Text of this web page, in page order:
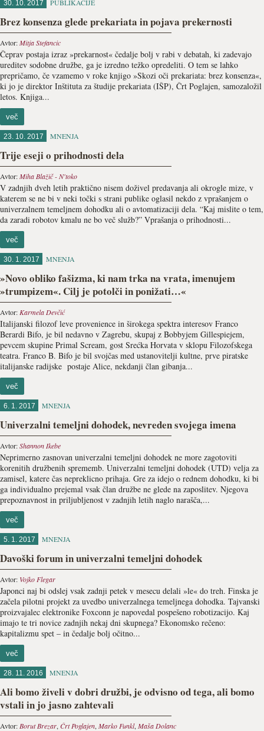
30. 10. 2017 PUBLIKACIJE
Brez konsenza glede prekariata in pojava prekernosti
Avtor:Mitja Stefancic
Čeprav postaja izraz »prekarnost« čedalje bolj v rabi v debatah, ki zadevajo
ureditev sodobne družbe, ga je izredno težko opredeliti. O tem se lahko
prepričamo, če vzamemo v roke knjigo »Skozi oči prekariata: brez konsenza«,
ki jo je direktor Inštituta za študije prekariata (IŠP), Črt Poglajen, samozaložil
letos. Knjiga...
več
23. 10. 2017 MNENJA
Trije eseji o prihodnosti dela
Avtor:Miha Blažič - N'toko
V zadnjih dveh letih praktično nisem doživel predavanja ali okrogle mize, v
katerem se ne bi v neki točki s strani publike oglasil nekdo z vprašanjem o
univerzalnem temeljnem dohodku ali o avtomatizaciji dela. “Kaj mislite o tem,
da zaradi robotov kmalu ne bo več služb?” Vprašanja o prihodnosti...
več
30. 1. 2017 MNENJA
»Novo obliko fašizma, ki nam trka na vrata, imenujem
»trumpizem«. Cilj je potolči in ponižati…«
Avtor: Karmela Devčić
Italijanski filozof leve provenience in širokega spektra interesov Franco
Berardi Bifo, je bil nedavno v Zagrebu, skupaj z Bobbyjem Gillespiejem,
pevcem skupine Primal Scream, gost Srećka Horvata v sklopu Filozofskega
teatra. Franco B. Bifo je bil svojčas med ustanovitelji kultne, prve piratske
italijanske radijske postaje Alice, nekdanji član gibanja...
več
6. 1. 2017 MNENJA
Univerzalni temeljni dohodek, nevreden svojega imena
Avtor:Shannon Ikebe
Neprimerno zasnovan univerzalni temeljni dohodek ne more zagotoviti
korenitih družbenih sprememb. Univerzalni temeljni dohodek (UTD) velja za
zamisel, katere čas nepreklicno prihaja. Gre za idejo o rednem dohodku, ki bi
ga individualno prejemal vsak član družbe ne glede na zaposlitev. Njegova
prepoznavnost in priljubljenost v zadnjih letih naglo narašča,...
več
5. 1. 2017 MNENJA
Davoški forum in univerzalni temeljni dohodek
Avtor: Vojko Flegar
Japonci naj bi odslej vsak zadnji petek v mesecu delali »le« do treh. Finska je
začela pilotni projekt za uvedbo univerzalnega temeljnega dohodka. Tajvanski
proizvajalec elektronike Foxconn je napovedal pospešeno robotizacijo. Kaj
imajo te tri novice zadnjih nekaj dni skupnega? Ekonomsko rečeno:
kapitalizmu spet – in čedalje bolj očitno...
več
28. 11. 2016 MNENJA
Ali bomo živeli v dobri družbi, je odvisno od tega, ali bomo
vstali in jo jasno zahtevali
Avtor: Borut Brezar, Črt Poglajen, Marko Funkl, Maša Dolanc